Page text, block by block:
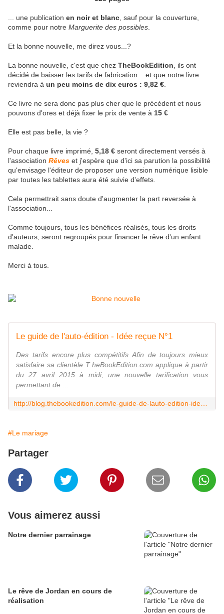
... une publication en noir et blanc , sauf pour la couverture,
comme pour notre Marguerite des possibles
Et la bonne nouvelle, me direz vous...?
La bonne nouvelle, c'est que chez TheBookEdition , ils ont
décidé de baisser les tarifs de fabrication... et que notre livre
reviendra à un peu moins de dix euros : 9,82 €
Ce livre ne sera donc pas plus cher que le précédent et nous
pouvons d'ores et déjà fixer le prix de vente à 15 €
Elle est pas belle, la vie ?
Pour chaque livre imprimé, 5,18 € seront directement versés à
l'association Rêves et j'espère que d'ici sa parution la possibilité
qu'envisage l'éditeur de proposer une version numérique lisible
par toutes les tablettes aura été suivie d'effets.
Cela permettrait sans doute d'augmenter la part reversée à
l'association...
Comme toujours, tous les bénéfices réalisés, tous les droits
d'auteurs, seront regroupés pour financer le rêve d'un enfant
malade.
Merci à tous.
Le guide de l'auto-édition - Idée reçue N°1
Des tarifs encore plus compétitifs Afin de toujours mieux
satisfaire sa clientèle T heBookEdition.com applique à partir
du 27 avril 2015 à midi, une nouvelle tarification vous
permettant de ...
#Le mariage
Partager
Vous aimerez aussi
Notre dernier parrainage
Le rêve de Jordan en cours de
réalisation